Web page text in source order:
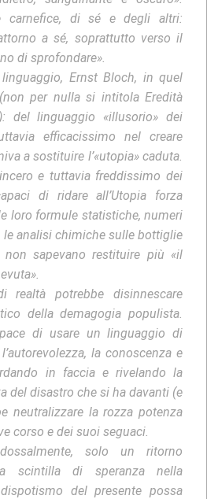
carnefice, di sé e degli altri:
a sé, soprattutto verso il
di sprofondare».
Ernst Bloch, in quel
per nulla si intitola Eredità
del linguaggio «illusorio» dei
efficacissimo nel creare
a sostituire l’«utopia» caduta.
e tuttavia freddissimo dei
di ridare all’Utopia forza
loro formule statistiche, numeri
le analisi chimiche sulle bottiglie
sapevano restituire più «il
potrebbe disinnescare
della demagogia populista.
di usare un linguaggio di
la conoscenza e
in faccia e rivelando la
del disastro che si ha davanti (e
neutralizzare la rozza potenza
corso e dei suoi seguaci.
solo un ritorno
scintilla di speranza nella
del presente possa